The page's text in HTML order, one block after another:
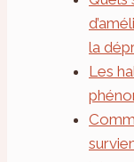
la
Les